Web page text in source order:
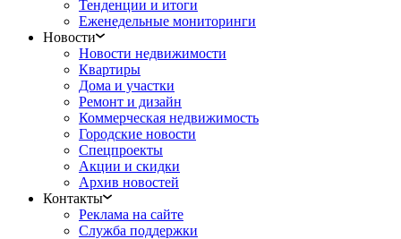
Тенденции и итоги
Еженедельные мониторинги
Новости
Новости недвижимости
Квартиры
Дома и участки
Ремонт и дизайн
Коммерческая недвижимость
Городские новости
Спецпроекты
Акции и скидки
Архив новостей
Контакты
Реклама на сайте
Служба поддержки